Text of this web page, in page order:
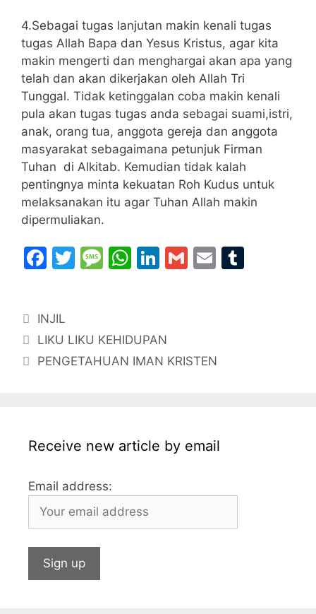
4.Sebagai tugas lanjutan makin kenali tugas
tugas Allah Bapa dan Yesus Kristus, agar kita
makin mengerti dan menghargai akan apa yang
telah dan akan dikerjakan oleh Allah Tri
Tunggal. Tidak ketinggalan coba makin kenali
pula akan tugas tugas anda sebagai suami,istri,
anak, orang tua, anggota gereja dan anggota
masyarakat sebagaimana petunjuk Firman
Tuhan di Alkitab. Kemudian tidak kalah
pentingnya minta kekuatan Roh Kudus untuk
melaksanakan itu agar Tuhan Allah makin
dipermuliakan.
F
e
b
o
T
M
a
g
W
A
p
Li
dI
n
G
E
Categories
INJIL
LIKU LIKU KEHIDUPAN
PENGETAHUAN IMAN KRISTEN
Receive new article by email
Email address: